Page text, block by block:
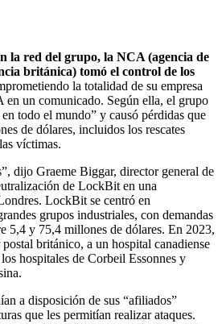
la red del grupo, la NCA (agencia de
británica) tomó el control de los
la totalidad de su empresa
un comunicado. Según ella, el grupo
todo el mundo” y causó pérdidas que
de dólares, incluidos los rescates
víctimas.
dijo Graeme Biggar, director general de
de LockBit en una
LockBit se centró en
grupos industriales, con demandas
5,4 y 75,4 millones de dólares. En 2023,
británico, a un hospital canadiense
hospitales de Corbeil Essonnes y
a disposición de sus “afiliados”
que les permitían realizar ataques.